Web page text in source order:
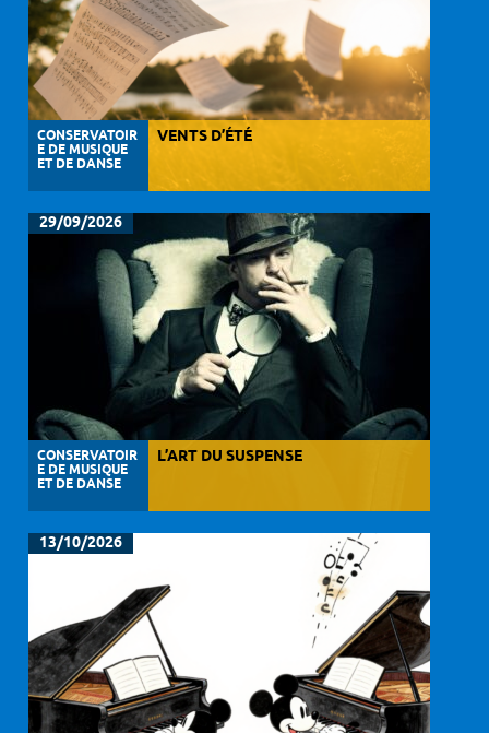
CONSERVATOIR
E DE MUSIQUE
ET DE DANSE
VENTS D’ÉTÉ
29/09/2026
CONSERVATOIR
E DE MUSIQUE
ET DE DANSE
L’ART DU SUSPENSE
13/10/2026